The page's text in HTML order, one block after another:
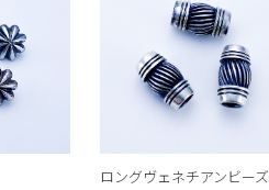
ロングヴェネチアンビーズ